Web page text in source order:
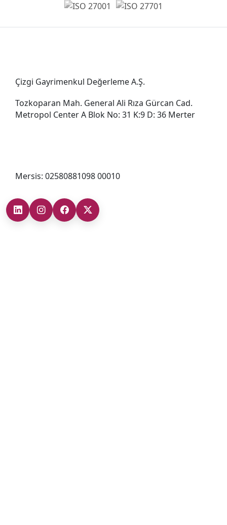
Çizgi Gayrimenkul Değerleme A.Ş.
Tozkoparan Mah. General Ali Rıza Gürcan Cad.
Metropol Center A Blok No: 31 K:9 D: 36 Merter
Mersis: 02580881098 00010